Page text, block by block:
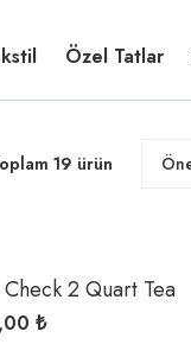
Özel Tatlar
19 ürün
2 Quart Tea
₺